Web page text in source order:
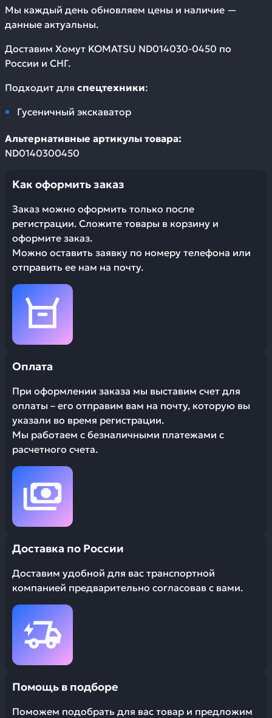
Мы каждый день обновляем цены и наличие —
данные актуальны.
Доставим Хомут KOMATSU ND014030-0450 по
России и СНГ.
Подходит для спецтехники:
Гусеничный экскаватор
Альтернативные артикулы товара:
ND0140300450
Как оформить заказ
Заказ можно оформить только после
регистрации. Сложите товары в корзину и
оформите заказ.
Можно оставить заявку по номеру телефона или
отправить ее нам на почту.
Оплата
При оформлении заказа мы выставим счет для
оплаты – его отправим вам на почту, которую вы
указали во время регистрации.
Мы работаем с безналичными платежами с
расчетного счета.
Доставка по России
Доставим удобной для вас транспортной
компанией предварительно согласовав с вами.
Помощь в подборе
Поможем подобрать для вас товар и предложим